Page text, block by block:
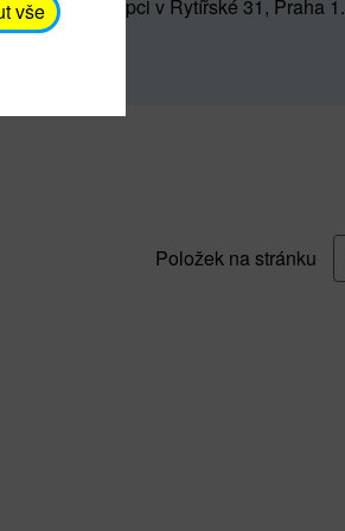
547) na recepci v Rytířské 31, Praha 1.
Položek na stránku
vše